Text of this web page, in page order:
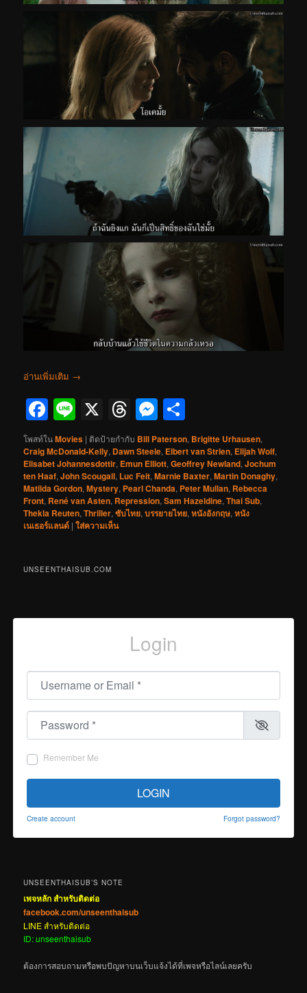
อ่านเพิ่มเติม →
Facebook
Line
X Threads
Messenger
โพสท์ในMovies | ติดป้ายกำกับ Bill Paterson, Brigitte Urhausen,
Craig McDonald-Kelly, Dawn Steele, Elbert van Strien, Elijah Wolf,
Elisabet Johannesdottir, Emun Elliott,Geoffrey Newland,Jochum
ten Haaf,John Scougall, Luc Feit,Marnie Baxter,Martin Donaghy,
Matilda Gordon,Mystery, Pearl Chanda, Peter Mullan, Rebecca
Front, René van Asten, Repression,Sam Hazeldine,Thai Sub,
Thekla Reuten,Thriller,ซับไทย,บรรยายไทย,หนังอังกฤษ,หนัง
เนเธอร์แลนด์ |ใส่ความเห็น
UNSEENTHAISUB.COM
Login
Username or Email
Password
Remember Me
LOGIN
Create account Forgot password?
UNSEENTHAISUB’S NOTE
เพจหลัก สำหรับติดต่อ
facebook.com/unseenthaisub
LINE สำหรับติดต่อ
ID: unseenthaisub
ต้องการสอบถามหรือพบปัญหาบนเว็บแจ้งได้ที่เพจหรือไลน์เลยครับ